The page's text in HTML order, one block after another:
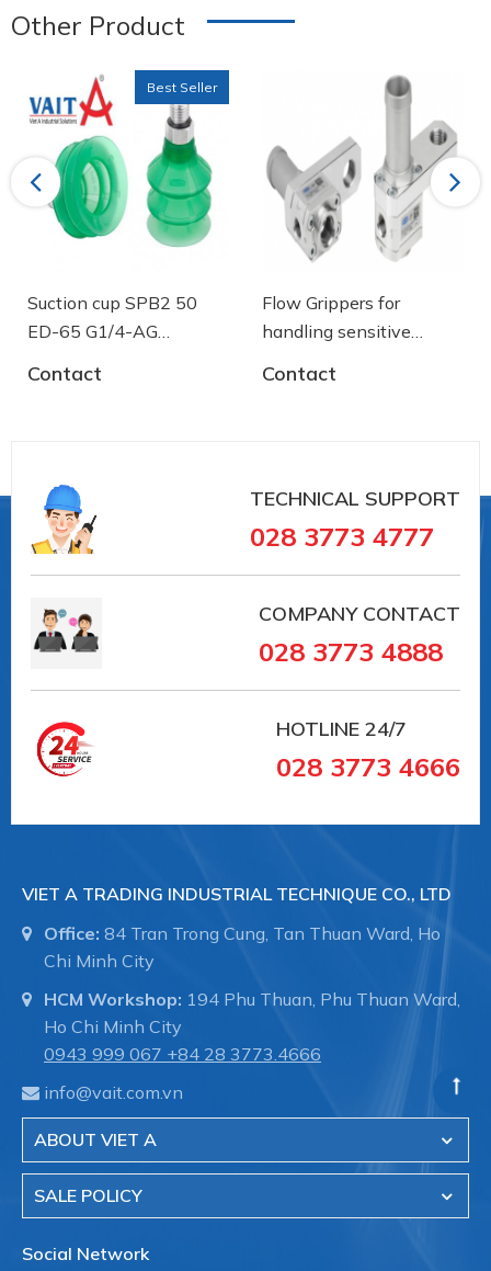
#10.01.23.00023 #SCHG00002069
##numhutchankhong #schmalz #phukiennang
#mayhotronangtrongluc #numhutchankhong #vait
#thietbinangcongnghiep
hàng đầu thế giới với 109 năm kinh nghiệm.
Schmalz cung cấp giải pháp hiệu quả trong lĩnh tự
động hóa, nâng chân không và công nghệ kẹp
phôi gỗ trong máy CNC.
Việt Á là đại diện ủy quyền của hãng Schmalz -
Germany tại Việt Nam
Giác hút chân không Schmalz, Suction
Other Product
Previous
Best Seller
Suction cup SPB2 50
ED-65 G1/4-AG
Contact
Flow Grippers for
handling sensitive
Contact
Next
TECHNICAL SUPPORT
028 3773 4777
COMPANY CONTACT
028 3773 4888
HOTLINE 24/7
028 3773 4666
VIET A TRADING INDUSTRIAL TECHNIQUE CO., LTD
Office: 84 Tran Trong Cung, Tan Thuan Ward, Ho
Chi Minh City
HCM Workshop: 194 Phu Thuan, Phu Thuan Ward,
Ho Chi Minh City
0943 999 067 +84 28 3773.4666
info@vait.com.vn
ABOUT VIET A
SALE POLICY
Social Network